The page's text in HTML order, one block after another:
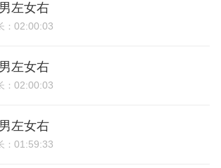
左女右
： 02:00:03
左女右
： 02:00:03
左女右
： 01:59:33